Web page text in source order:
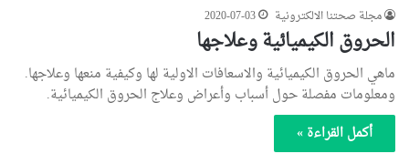
مجلة صحتنا الالكترونية 2020-07-03
الحروق الكيميائية وعلاجها
ماهي الحروق الكيميائية والاسعافات الاولية لها وكيفية منعها وعلاجها.
ومعلومات مفصلة حول أسباب وأعراض وعلاج الحروق الكيميائية.
أكمل القراءة »